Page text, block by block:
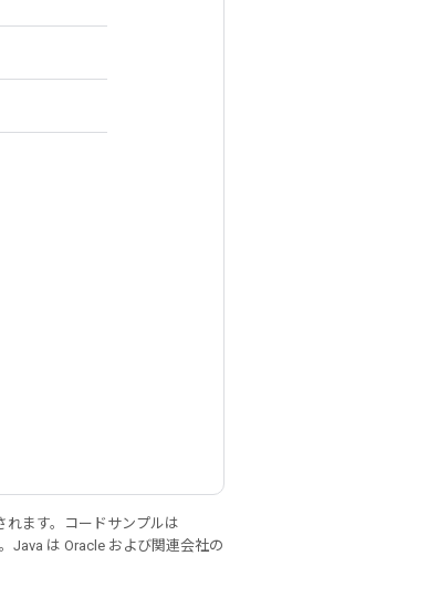
れます。コードサンプルは
Java は Oracle および関連会社の